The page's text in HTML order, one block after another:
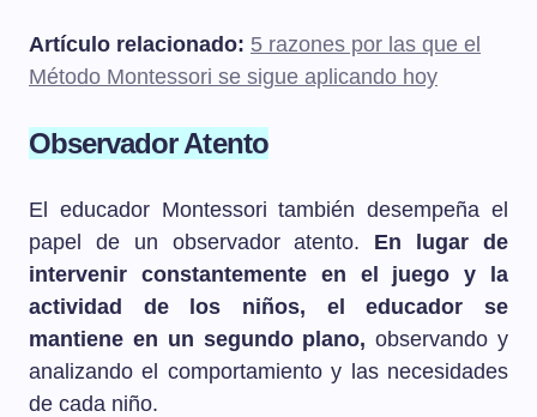
Artículo relacionado: 5 razones por las que el
Método Montessori se sigue aplicando hoy
Observador Atento
El educador Montessori también desempeña el
papel de un observador atento. En lugar de
intervenir constantemente en el juego y la
actividad de los niños, el educador se
mantiene en un segundo plano, observando y
analizando el comportamiento y las necesidades
de cada niño.